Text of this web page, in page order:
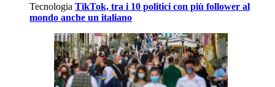
Tecnologia TikTok, tra i 10 politici con più follower al
mondo anche un italiano